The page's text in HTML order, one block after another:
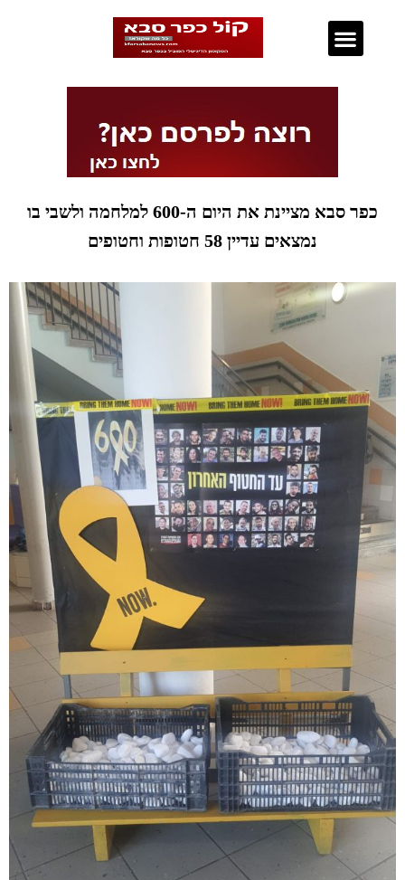
כפר סבא מציינת את היום ה-600 למלחמה ולשבי בו
נמצאים עדיין 58 חטופות וחטופים